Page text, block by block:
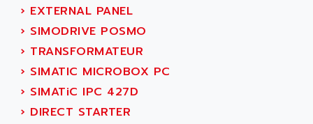
ADVANCE HIVOLT
ADVANCE TAPES
ADVANCED ENERGY
ADVANCED MICRO DEVICES
ADVANCED MOTION CONTROLS
ADVANCED POWER TECHNOLOGY
› EXTERNAL PANEL
› SIMODRIVE POSMO
› TRANSFORMATEUR
› SIMATIC MICROBOX PC
› SIMATiC IPC 427D
› DIRECT STARTER